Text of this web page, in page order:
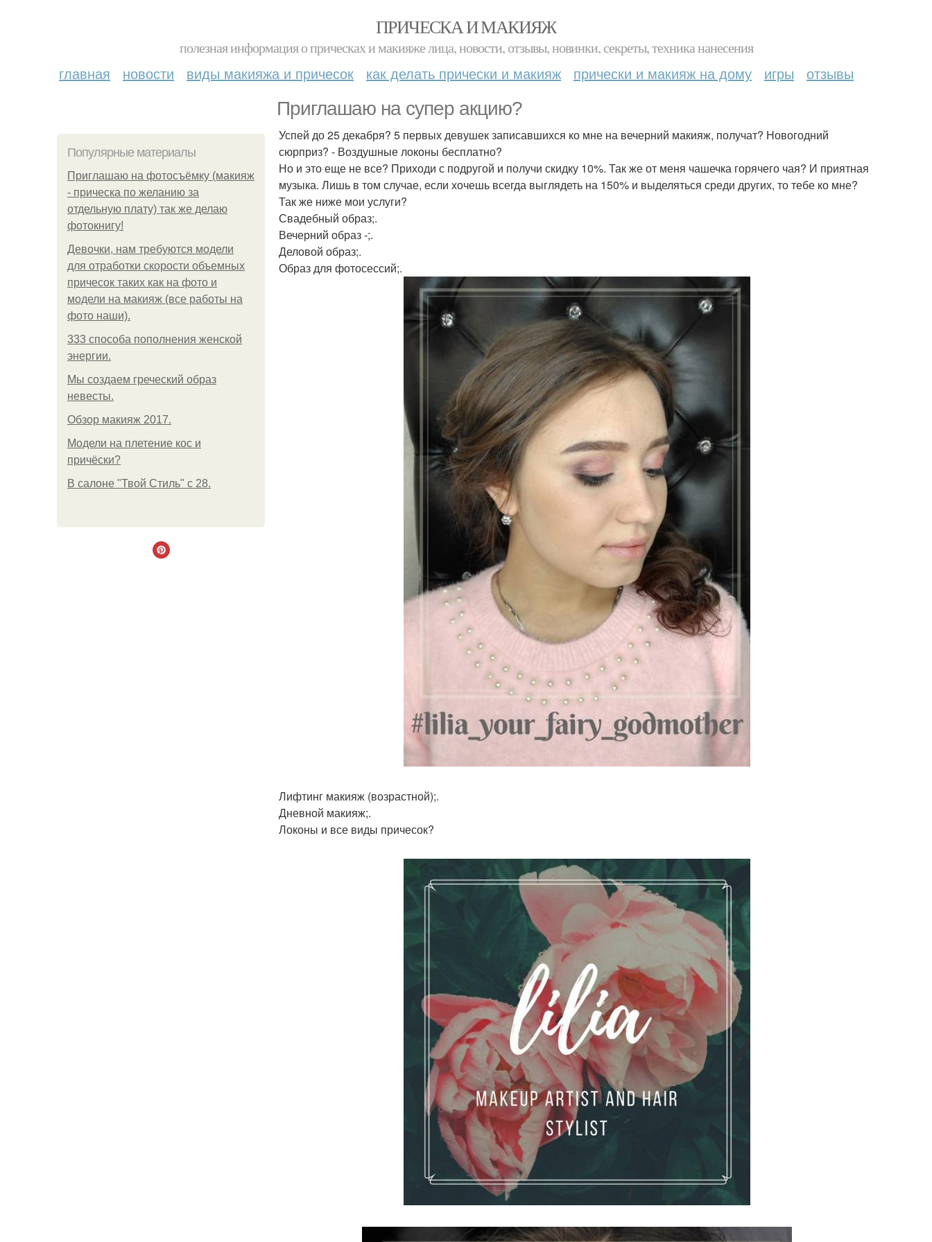
ПРИЧЕСКА И МАКИЯЖ
полезная информация о прическах и макияже лица, новости, отзывы, новинки, секреты, техника нанесения
главная новости виды макияжа и причесок как делать прически и макияж прически и макияж на дому игры отзывы
Приглашаю на супер акцию?
Популярные материалы
Приглашаю на фотосъёмку (макияж
- прическа по желанию за
отдельную плату) так же делаю
фотокнигу!
Девочки, нам требуются модели
для отработки скорости объемных
причесок таких как на фото и
модели на макияж (все работы на
фото наши).
333 способа пополнения женской
энергии.
Мы создаем греческий образ
невесты.
Обзор макияж 2017.
Модели на плетение кос и
причёски?
В салоне "Твой Стиль" с 28.
Успей до 25 декабря? 5 первых девушек записавшихся ко мне на вечерний макияж, получат? Новогодний
сюрприз? - Воздушные локоны бесплатно?
Но и это еще не все? Приходи с подругой и получи скидку 10%. Так же от меня чашечка горячего чая? И приятная
музыка. Лишь в том случае, если хочешь всегда выглядеть на 150% и выделяться среди других, то тебе ко мне?
Так же ниже мои услуги?
Свадебный образ;.
Вечерний образ -;.
Деловой образ;.
Образ для фотосессий;.
Лифтинг макияж (возрастной);.
Дневной макияж;.
Локоны и все виды причесок?